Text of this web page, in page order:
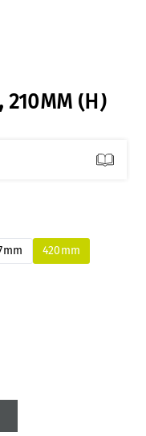
210MM (H)
420mm
gewünschten